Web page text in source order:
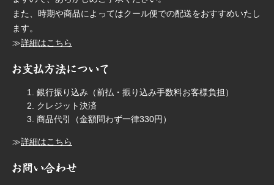
また、時期や商品によってはクール便での配送をおすすめいたし
ます。
≫詳細はこちら
銀行振り込み（前払・振り込み手数料お客様負担）
クレジット決済
商品代引（金額問わず一律330円）
≫詳細はこちら